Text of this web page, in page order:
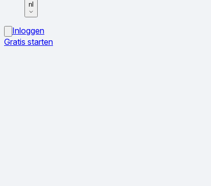
nl
Inloggen
Gratis starten